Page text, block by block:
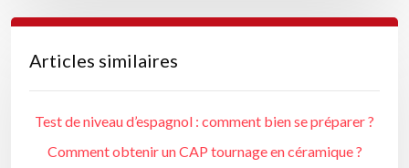
Articles similaires
Test de niveau d’espagnol : comment bien se préparer ?
Comment obtenir un CAP tournage en céramique ?